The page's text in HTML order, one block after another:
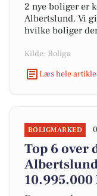
2 nye boliger er
Albertslund. Vi
hvilke boliger
Kilde: Boliga
Læs hele
BOLIGMARKED
Top 6 over